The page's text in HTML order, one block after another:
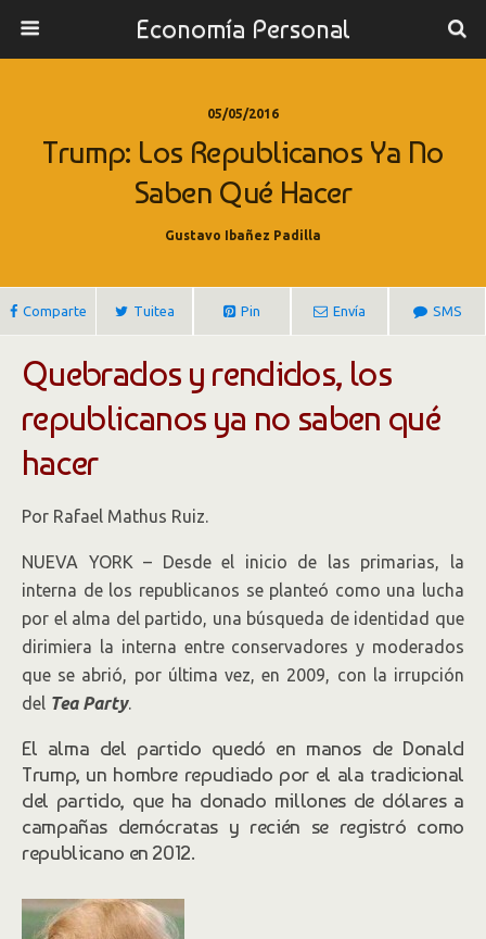
Economía Personal
05/05/2016
Trump: Los Republicanos Ya No
Saben Qué Hacer
Gustavo Ibañez Padilla
Comparte Tuitea Pin Envía SMS
Quebrados y rendidos, los
republicanos ya no saben qué
hacer
Por Rafael Mathus Ruiz.
NUEVA YORK – Desde el inicio de las primarias, la
interna de los republicanos se planteó como una lucha
por el alma del partido, una búsqueda de identidad que
dirimiera la interna entre conservadores y moderados
que se abrió, por última vez, en 2009, con la irrupción
del Tea Party.
El alma del partido quedó en manos de Donald
Trump, un hombre repudiado por el ala tradicional
del partido, que ha donado millones de dólares a
campañas demócratas y recién se registró como
republicano en 2012.